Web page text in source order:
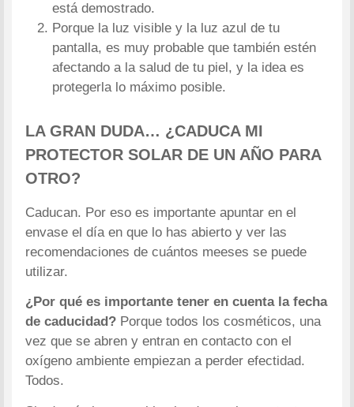
está demostrado.
Porque la luz visible y la luz azul de tu
pantalla, es muy probable que también estén
afectando a la salud de tu piel, y la idea es
protegerla lo máximo posible.
LA GRAN DUDA… ¿CADUCA MI
PROTECTOR SOLAR DE UN AÑO PARA
OTRO?
Caducan. Por eso es importante apuntar en el
envase el día en que lo has abierto y ver las
recomendaciones de cuántos meeses se puede
utilizar.
¿Por qué es importante tener en cuenta la fecha
de caducidad? Porque todos los cosméticos, una
vez que se abren y entran en contacto con el
oxígeno ambiente empiezan a perder efectidad.
Todos.